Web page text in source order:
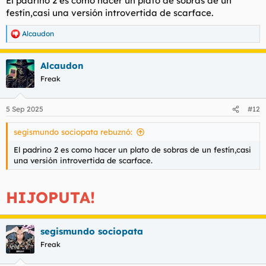
festín,casi una versión introvertida de scarface.
R
e
a
c
c
i
e
s
Alcaudon
Alcaudon
Freak
5 Sep 2025 #12
segismundo sociopata rebuznó:
El padrino 2 es como hacer un plato de sobras de un festín,casi
una versión introvertida de scarface.
HIJOPUTA!
segismundo sociopata
Freak